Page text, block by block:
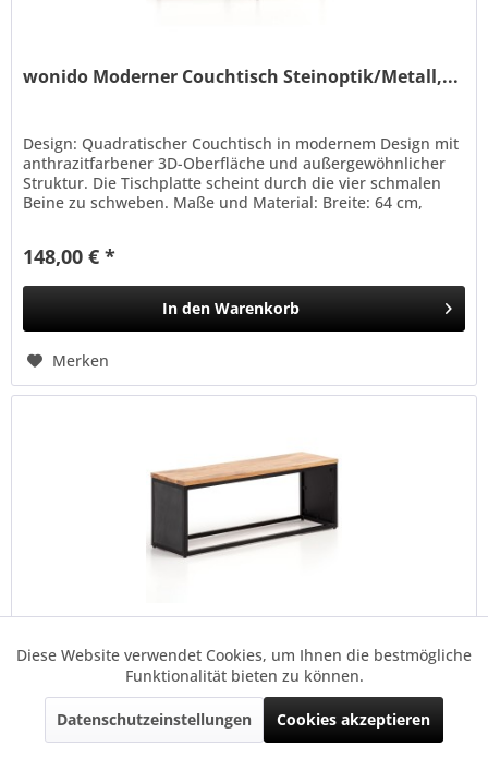
wonido Moderner Couchtisch Steinoptik/Metall,...
Design: Quadratischer Couchtisch in modernem Design mit
anthrazitfarbener 3D-Oberfläche und außergewöhnlicher
Struktur. Die Tischplatte scheint durch die vier schmalen
Beine zu schweben. Maße und Material: Breite: 64 cm,
148,00 € *
In den Warenkorb
Merken
wonido Sitzbank Akazie Massivholz/Steinoptik,...
Design: Kleine Sitzbank im modernen Design. Sitzfläche mit
natürlicher Holzmaserung. Seitenblenden in eleganter 3D-
Funktionale Aktiv
Marketing Aktiv
Diese Website verwendet Cookies, um Ihnen die bestmögliche
Funktionalität bieten zu können.
Datenschutzeinstellungen Cookies akzeptieren